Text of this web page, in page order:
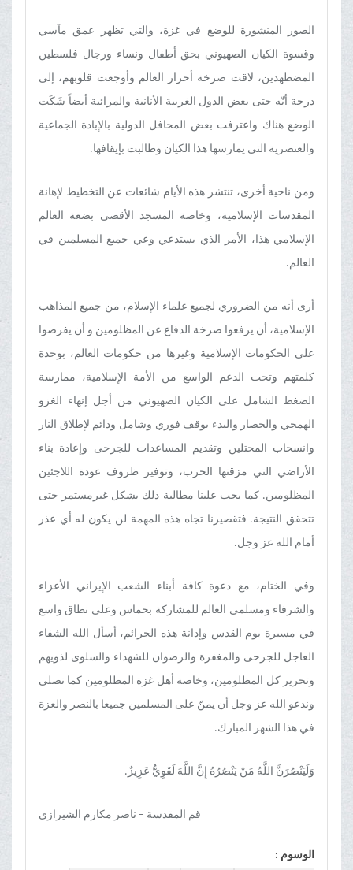
الصور المنشورة للوضع في غزة، والتي تظهر عمق مآسي
وقسوة الکیان الصهيوني بحق أطفال ونساء ورجال فلسطين
المضطهدين، لاقت صرخة أحرار العالم وأوجعت قلوبهم، إلى
درجة أنّه حتى بعض الدول الغربية الأنانية والمرائیة أيضاً شَکَت
الوضع هناك واعترفت بعض المحافل الدولية بالإبادة الجماعية
والعنصرية التي يمارسها هذا الکیان وطالبت بإيقافها.
ومن ناحية أخرى، تنتشر هذه الأيام شائعات عن التخطيط لإهانة
المقدسات الإسلامية، وخاصة المسجد الأقصى بضعة العالم
الإسلامي هذا، الأمر الذي یستدعي وعي جميع المسلمين في
العالم.
أرى أنه من الضروري لجميع علماء الإسلام، من جميع المذاهب
الإسلامية، أن يرفعوا صرخة الدفاع عن المظلومين و أن یفرضوا
علی الحكومات الإسلامية وغيرها من حكومات العالم، بوحدة
کلمتهم وتحت الدعم الواسع من الأمة الإسلامية، ممارسة
الضغط الشامل على الکیان الصهيوني من أجل إنهاء الغزو
الهمجي والحصار والبدء بوقف فوري وشامل ودائم لإطلاق النار
وانسحاب المحتلين وتقديم المساعدات للجرحى وإعادة بناء
الأراضي التي مزقتها الحرب، وتوفير ظروف عودة اللاجئين
المظلومين. کما یجب علینا مطالبة ذلك بشکل غیرمستمر حتى
تتحقق النتيجة. فتقصیرنا تجاه هذه المهمة لن يكون له أي عذر
أمام الله عز وجل.
وفي الختام، مع دعوة كافة أبناء الشعب الإيراني الأعزاء
والشرفاء ومسلمي العالم للمشاركة بحماس وعلى نطاق واسع
في مسيرة يوم القدس وإدانة هذه الجرائم، أسأل الله الشفاء
العاجل للجرحى والمغفرة والرضوان للشهداء والسلوی لذویهم
وتحرير كل المظلومين، وخاصة أهل غزة المظلومين کما نصلي
وندعو الله عز وجل أن يمنّ على المسلمين جميعا بالنصر والعزة
في هذا الشهر المبارك.
وَلَيَنْصُرَنَّ اللَّهُ مَنْ يَنْصُرُهُ إِنَّ اللَّهَ لَقَوِيُّ عَزِيزٌ.
قم المقدسة – ناصر مکارم الشیرازي
الوسوم :